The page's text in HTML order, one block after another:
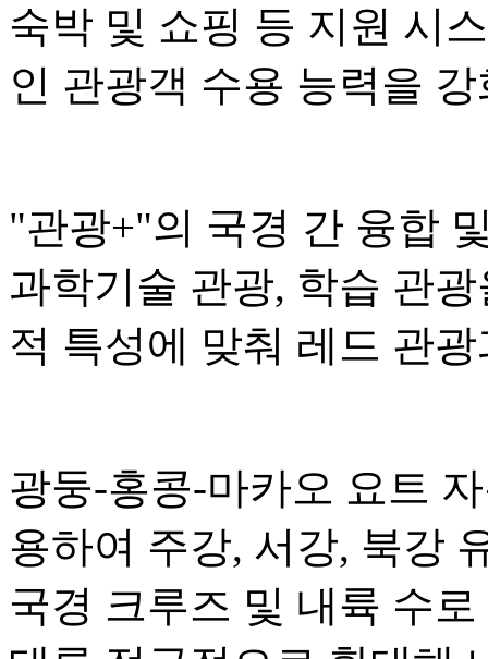
숙박 및 쇼핑 등 지원 시
인 관광객 수용 능력을
"관광+"의 국경 간 융합
과학기술 관광, 학습 관
적 특성에 맞춰 레드 관
광둥-홍콩-마카오 요트
용하여 주강, 서강, 북강
국경 크루즈 및 내륙 수